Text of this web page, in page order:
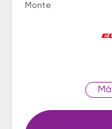
Monte